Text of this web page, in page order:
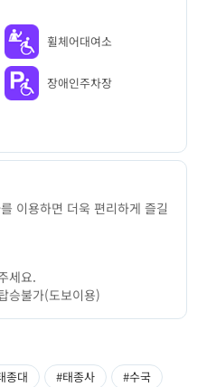
휠체어대여소
장애인주차장
이용하면 더욱 편리하게 즐길
세요.
승불가(도보이용)
종대 #태종사
#수국